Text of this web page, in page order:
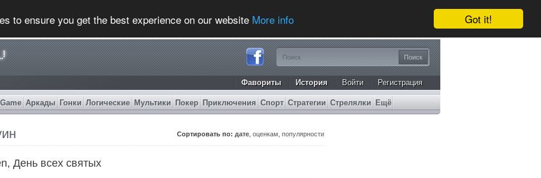
Got it!
to ensure you get the best experience on our website More info
Фавориты История Войти Регистрация
Аркады Гонки Логические Мультики Покер Приключения Спорт Стратегии Стрелялки Ещё
Сортировать по: дате оценкам популярности
День всех святых